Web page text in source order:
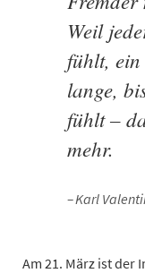
Weil
fühlt,
lange,
fühlt –
mehr.
Karl
Am 21. März ist der